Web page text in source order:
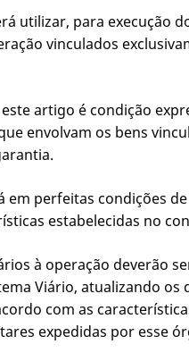
utilizar, para execução
vinculados
artigo é condição
envolvam os bens
em perfeitas condições
estabelecidas no
à operação deverão
Viário, atualizando
com as
expedidas por esse